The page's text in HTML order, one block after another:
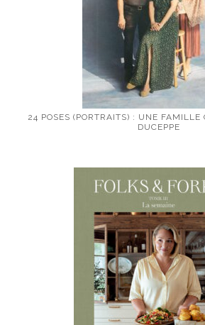
24 POSES (PORTRAITS) : UNE FAMILLE
DUCEPPE